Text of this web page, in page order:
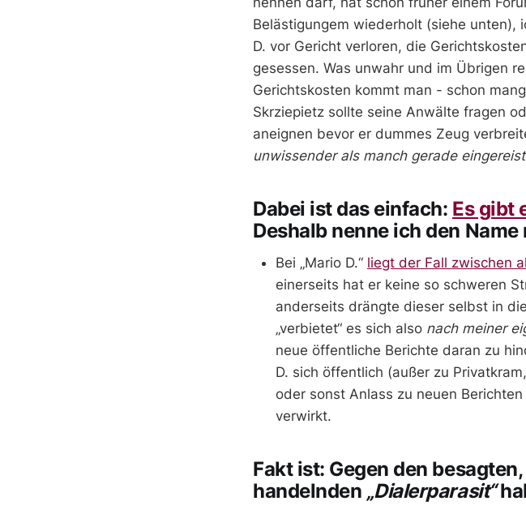
Belästigungem wiederholt (siehe unten),
D. vor Gericht verloren, die
gesessen. Was unwahr und im Übrigen
Gerichtskosten kommt man - schon
Skrziepietz sollte seine Anwälte fragen
aneignen bevor er dummes Zeug
unwissender als manch gerade
Dabei ist das einfach: Es gibt
Deshalb nenne ich den Name
Bei „Mario D.“ liegt der Fall zwischen
einerseits hat er keine so schweren
anderseits drängte dieser selbst in
„verbietet“ es sich also nach meiner
neue öffentliche Berichte daran zu
D. sich öffentlich (außer zu
oder sonst Anlass zu neuen
verwirkt.
Fakt ist: Gegen den
handelnden „Dialerparasit“